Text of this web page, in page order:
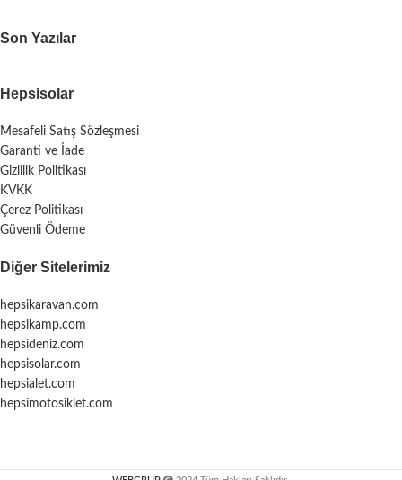
Son Yazılar
Hepsisolar
Mesafeli Satış Sözleşmesi
Garanti ve İade
Gizlilik Politikası
KVKK
Çerez Politikası
Güvenli Ödeme
Diğer Sitelerimiz
hepsikaravan.com
hepsikamp.com
hepsideniz.com
hepsisolar.com
hepsialet.com
hepsimotosiklet.com